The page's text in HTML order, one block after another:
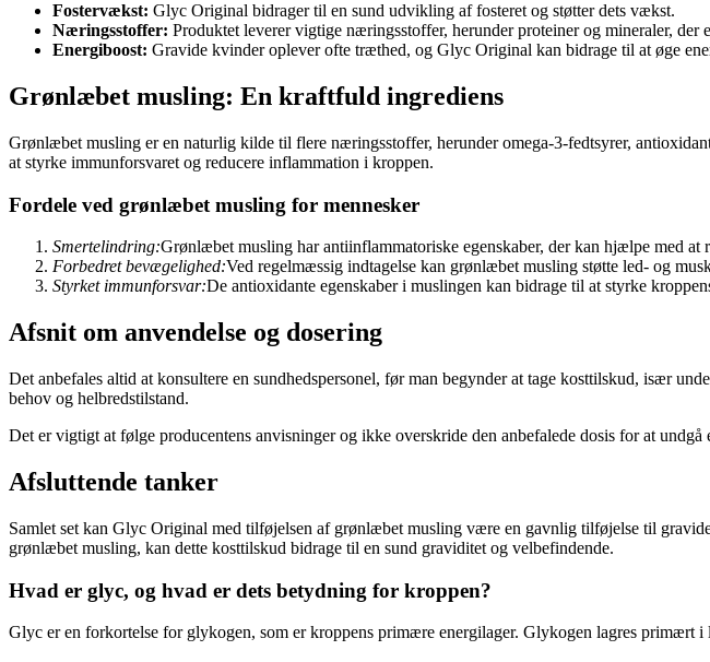
Fostervækst: Glyc Original bidrager til en sund udvikling af fosteret og støtter dets vækst.
Næringsstoffer: Produktet leverer vigtige næringsstoffer, herunder proteiner og mineraler, der
Energiboost: Gravide kvinder oplever ofte træthed, og Glyc Original kan bidrage til at øge
Grønlæbet musling: En kraftfuld ingrediens
Grønlæbet musling er en naturlig kilde til flere næringsstoffer, herunder omega-3-fedtsyrer,
at styrke immunforsvaret og reducere inflammation i kroppen.
Fordele ved grønlæbet musling for mennesker
Smertelindring:Grønlæbet musling har antiinflammatoriske egenskaber, der kan hjælpe med at
Forbedret bevægelighed:Ved regelmæssig indtagelse kan grønlæbet musling støtte led- og
Styrket immunforsvar:De antioxidante egenskaber i muslingen kan bidrage til at styrke
Afsnit om anvendelse og dosering
Det anbefales altid at konsultere en sundhedspersonel, før man begynder at tage kosttilskud, især
behov og helbredstilstand.
Det er vigtigt at følge producentens anvisninger og ikke overskride den anbefalede dosis for at
Afsluttende tanker
Samlet set kan Glyc Original med tilføjelsen af grønlæbet musling være en gavnlig tilføjelse til
grønlæbet musling, kan dette kosttilskud bidrage til en sund graviditet og velbefindende.
Hvad er glyc, og hvad er dets betydning for kroppen?
Glyc er en forkortelse for glykogen, som er kroppens primære energilager. Glykogen lagres primært